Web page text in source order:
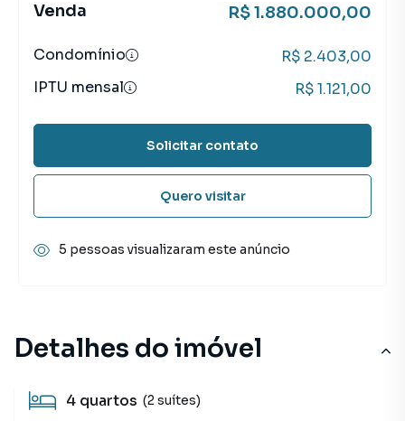
Detalhes do imóvel
4 quartos (2 suítes)
Venda R$ 1.880.000,00
Condomínio
R$ 2.403,00
IPTU mensal
R$ 1.121,00
Solicitar contato
Quero visitar
5 pessoas visualizaram este anúncio